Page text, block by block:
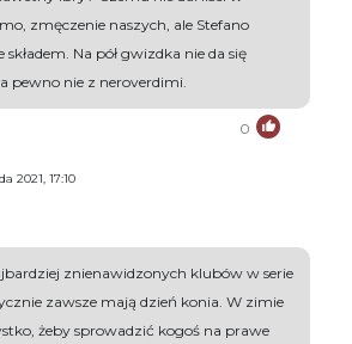
zmęczenie naszych, ale Stefano
składem. Na pół gwizdka nie da się
pewno nie z neroverdimi.
0
2021, 17:10
znienawidzonych klubów w serie
zawsze mają dzień konia. W zimie
żeby sprowadzić kogoś na prawe